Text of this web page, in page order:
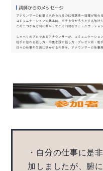
・自分の仕事に是
加しましたが、腑